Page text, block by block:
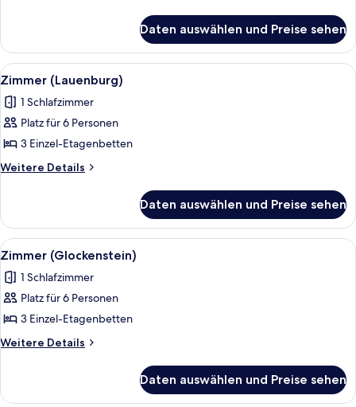
(Regenstein)
Daten auswählen und Preise sehen
Alle
Fotos
für
Zimmer
(Lauenburg)
anzeigen
3
Zimmer (Lauenburg)
1 Schlafzimmer
Platz für 6 Personen
3 Einzel-Etagenbetten
Weitere Details
Weitere
(Lauenburg)
Daten auswählen und Preise sehen
Alle
Fotos
für
Zimmer
(Glockenstein)
anzeigen
3
Zimmer (Glockenstein)
1 Schlafzimmer
Platz für 6 Personen
3 Einzel-Etagenbetten
Weitere Details
Weitere
(Glockenstein)
Daten auswählen und Preise sehen